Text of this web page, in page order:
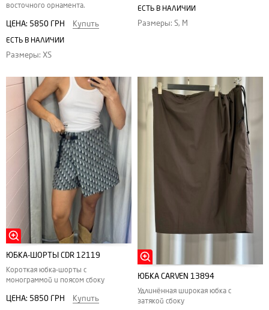
восточного орнамента.
ЦЕНА: 5850 ГРН Купить
ЕСТЬ В НАЛИЧИИ
Размеры: XS
ЕСТЬ В НАЛИЧИИ
Размеры: S, M
ЮБКА-ШОРТЫ CDR 12119
Короткая юбка-шорты с
монограммой и поясом сбоку
ЦЕНА: 5850 ГРН Купить
ЮБКА CARVEN 13894
Удлинённая широкая юбка с
затякой сбоку